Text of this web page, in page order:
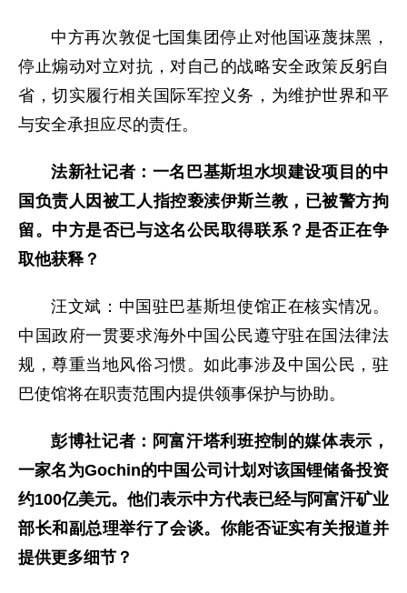
中方再次敦促七国集团停止对他国诬蔑抹黑，
停止煽动对立对抗，对自己的战略安全政策反躬自
省，切实履行相关国际军控义务，为维护世界和平
与安全承担应尽的责任。
法新社记者：一名巴基斯坦水坝建设项目的中
国负责人因被工人指控亵渎伊斯兰教，已被警方拘
留。中方是否已与这名公民取得联系？是否正在争
取他获释？
汪文斌：中国驻巴基斯坦使馆正在核实情况。
中国政府一贯要求海外中国公民遵守驻在国法律法
规，尊重当地风俗习惯。如此事涉及中国公民，驻
巴使馆将在职责范围内提供领事保护与协助。
彭博社记者：阿富汗塔利班控制的媒体表示，
一家名为Gochin的中国公司计划对该国锂储备投资
约100亿美元。他们表示中方代表已经与阿富汗矿业
部长和副总理举行了会谈。你能否证实有关报道并
提供更多细节？